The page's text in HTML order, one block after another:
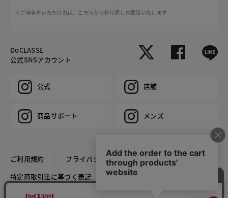
※ご申告をいただければ、こちらから折り返しお電話いたします
DoCLASSE
公式SNSアカウント
公式 店舗
商品サポート メンズ
ご利用規約
プライバシーポリシー
特定商取引法に基づく表記
推奨環境
COPYRIGHT © DoCLASSE ALL RIGHTS RESERVED.